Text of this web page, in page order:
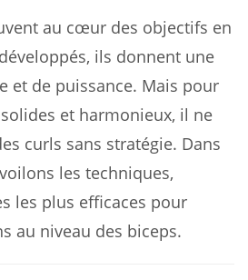
au cœur des objectifs en
ils donnent une
et de puissance. Mais pour
et harmonieux, il ne
curls sans stratégie. Dans
les techniques,
les plus efficaces pour
au niveau des biceps.